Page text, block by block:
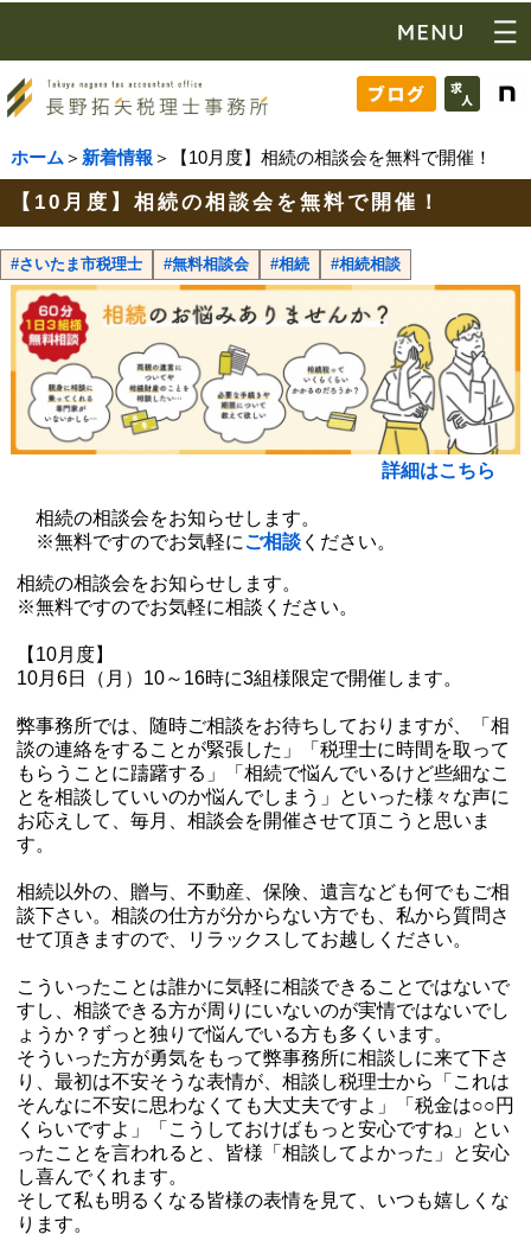
ホーム ＞ 新着情報 ＞【10月度】相続の相談会を無料で開催！
【10月度】相続の相談会を無料で開催！
#さいたま市税理士 #無料相談会 #相続 #相続相談
詳細はこちら
相続の相談会をお知らせします。
※無料ですのでお気軽にご相談 ください。
相続の相談会をお知らせします。
※無料ですのでお気軽に相談ください。
【10月度】
10月6日（月）10～16時に3組様限定で開催します。
弊事務所では、随時ご相談をお待ちしておりますが、「相
談の連絡をすることが緊張した」「税理士に時間を取って
もらうことに躊躇する」「相続で悩んでいるけど些細なこ
とを相談していいのか悩んでしまう」といった様々な声に
お応えして、毎月、相談会を開催させて頂こうと思いま
す。
相続以外の、贈与、不動産、保険、遺言なども何でもご相
談下さい。相談の仕方が分からない方でも、私から質問さ
せて頂きますので、リラックスしてお越しください。
こういったことは誰かに気軽に相談できることではないで
すし、相談できる方が周りにいないのが実情ではないでし
ょうか？ずっと独りで悩んでいる方も多くいます。
そういった方が勇気をもって弊事務所に相談しに来て下さ
り、最初は不安そうな表情が、相談し税理士から「これは
そんなに不安に思わなくても大丈夫ですよ」「税金は○○円
くらいですよ」「こうしておけばもっと安心ですね」とい
ったことを言われると、皆様「相談してよかった」と安心
し喜んでくれます。
そして私も明るくなる皆様の表情を見て、いつも嬉しくな
ります。